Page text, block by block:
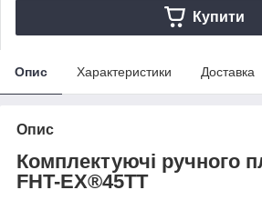
Купити
Опис Характеристики Доставка
Опис
Комплектуючі ручного
FHT-EX®45TT